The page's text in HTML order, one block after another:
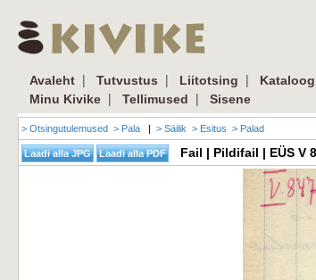
Avaleht | Tutvustus | Liitotsing | Kataloog
Minu Kivike | Tellimused | Sisene
> Otsingutulemused > Pala | > Säilik > Esitus > Palad
Fail | Pildifail | EÜS V